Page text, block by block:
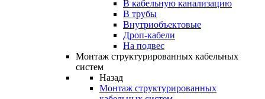
В кабельную канализацию
В трубы
Внутриобъектовые
Дроп-кабели
На подвес
Монтаж структурированных кабельных
систем
Назад
Монтаж структурированных